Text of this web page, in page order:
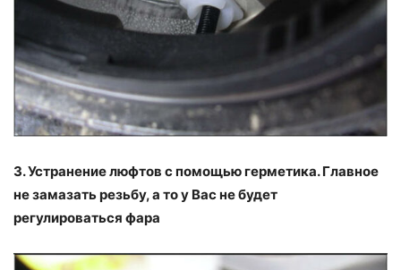
3. Устранение люфтов с помощью герметика. Главное
не замазать резьбу, а то у Вас не будет
регулироваться фара